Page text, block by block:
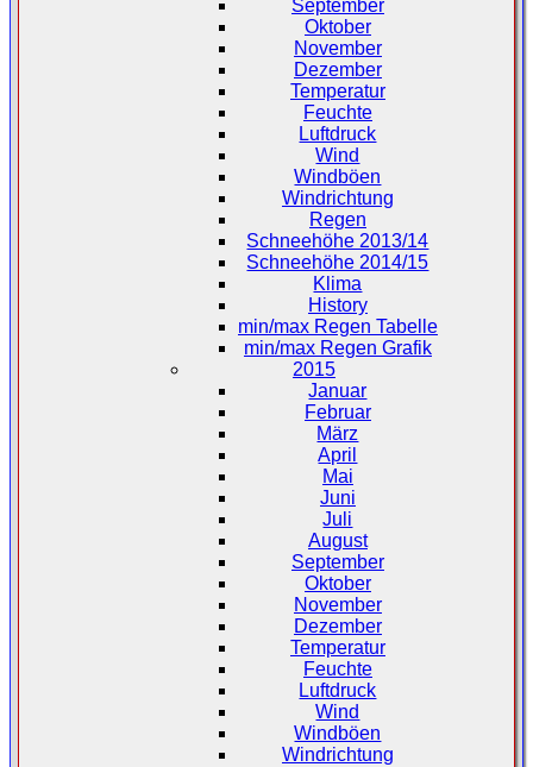
September
Oktober
November
Dezember
Temperatur
Feuchte
Luftdruck
Wind
Windböen
Windrichtung
Regen
Schneehöhe 2013/14
Schneehöhe 2014/15
Klima
History
min/max Regen Tabelle
min/max Regen Grafik
2015
Januar
Februar
März
April
Mai
Juni
Juli
August
September
Oktober
November
Dezember
Temperatur
Feuchte
Luftdruck
Wind
Windböen
Windrichtung